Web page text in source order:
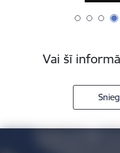
Vai šī